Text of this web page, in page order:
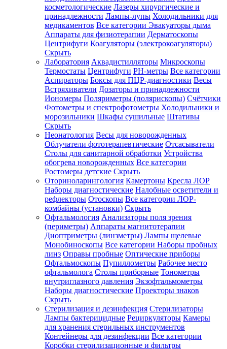
косметологические Лазеры хирургические и
принадлежности Лампы-лупы Холодильники для
медикаментов Все категории Эвакуаторы дыма
Аппараты для физиотерапии Дерматоскопы
Центрифуги Коагуляторы (электрокоагуляторы)
Скрыть
Лаборатория Аквадистилляторы Микроскопы
Термостаты Центрифуги PH-метры Все категории
Аспираторы Боксы для ПЦР-диагностики Весы
Встряхиватели Дозаторы и принадлежности
Иономеры Поляриметры (полярископы) Счётчики
Фотометры и спектрофотометры Холодильники и
морозильники Шкафы сушильные Штативы
Скрыть
Неонатология Весы для новорожденных
Облучатели фототерапевтические Отсасыватели
Столы для санитарной обработки Устройства
обогрева новорожденных Все категории
Ростомеры детские Скрыть
Оториноларингология Камертоны Кресла ЛОР
Наборы диагностические Налобные осветители и
рефлекторы Отоскопы Все категории ЛОР-
комбайны (установки) Скрыть
Офтальмология Анализаторы поля зрения
(периметры) Аппараты магнитотерапии
Диоптриметры (линзметры) Лампы щелевые
Монобиноскопы Все категории Наборы пробных
линз Оправы пробные Оптические приборы
Офтальмоскопы Пупиллометры Рабочее место
офтальмолога Столы приборные Тонометры
внутриглазного давления Экзофтальмометры
Наборы диагностические Проекторы знаков
Скрыть
Стерилизация и дезинфекция Стерилизаторы
Лампы бактерицидные Рециркуляторы Камеры
для хранения стерильных инструментов
Контейнеры для дезинфекции Все категории
Коробки стерилизационные и фильтры